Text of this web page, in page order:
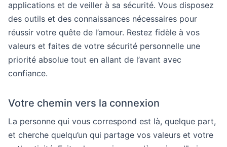
applications et de veiller à sa sécurité. Vous disposez
des outils et des connaissances nécessaires pour
réussir votre quête de l’amour. Restez fidèle à vos
valeurs et faites de votre sécurité personnelle une
priorité absolue tout en allant de l’avant avec
confiance.
Votre chemin vers la connexion
La personne qui vous correspond est là, quelque part,
et cherche quelqu’un qui partage vos valeurs et votre